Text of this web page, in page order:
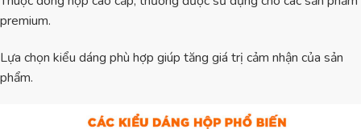
premium.
Lựa chọn kiểu dáng phù hợp giúp tăng giá trị cảm nhận của sản
phẩm.